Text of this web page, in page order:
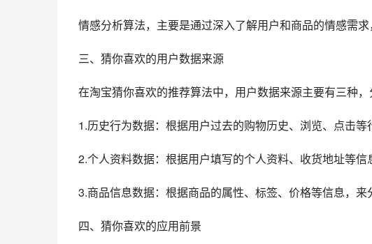
情感分析算法，主要是通过深入了解用户和商品的情感需
三、猜你喜欢的用户数据来源
在淘宝猜你喜欢的推荐算法中，用户数据来源主要有三种，
1.历史行为数据：根据用户过去的购物历史、浏览、点击等
2.个人资料数据：根据用户填写的个人资料、收货地址等信
3.商品信息数据：根据商品的属性、标签、价格等信息，来
四、猜你喜欢的应用前景